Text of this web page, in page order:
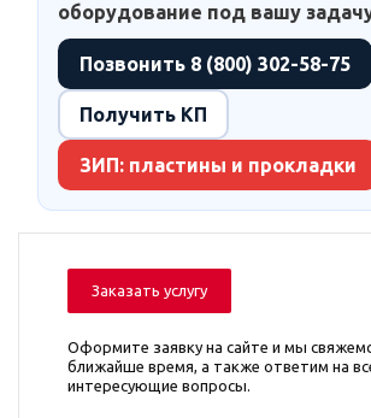
оборудование под вашу
Позвонить 8 (800) 302-58-75
Получить КП
ЗИП: пластины и прокладки
Заказать услугу
Оформите заявку на сайте и мы
ближайше время, а также ответим на
интересующие вопросы.